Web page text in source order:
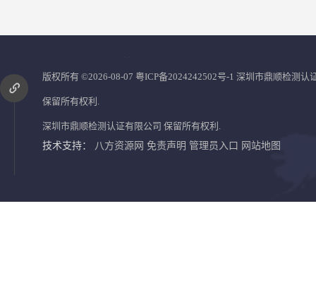
版权所有 ©2026-08-07 粤ICP备2024242502号-1 深圳市鼎顺检测认
保留所有权利.
深圳市鼎顺检测认证有限公司 保留所有权利.
技术支持： 八方资源网 免责声明 管理员入口 网站地图